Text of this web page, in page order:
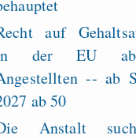
auf
der EU
-- ab
ab 50
Anstalt